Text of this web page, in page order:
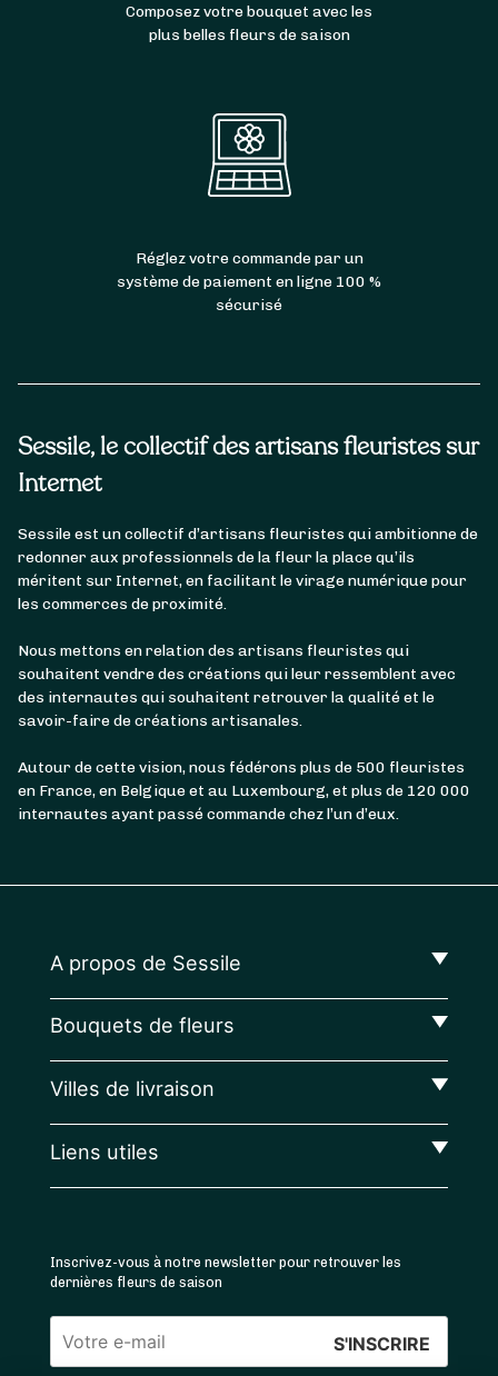
Sessile, le collectif des artisans fleuristes sur
Internet
Sessile est un collectif d’artisans fleuristes qui ambitionne de
redonner aux professionnels de la fleur la place qu’ils
méritent sur Internet, en facilitant le virage numérique pour
les commerces de proximité.
Nous mettons en relation des artisans fleuristes qui
souhaitent vendre des créations qui leur ressemblent avec
des internautes qui souhaitent retrouver la qualité et le
savoir-faire de créations artisanales.
Autour de cette vision, nous fédérons plus de 500 fleuristes
en France, en Belgique et au Luxembourg, et plus de 120 000
internautes ayant passé commande chez l’un d’eux.
Composez votre bouquet avec les
plus belles fleurs de saison
Réglez votre commande par un
système de paiement en ligne 100 %
sécurisé
A propos de Sessile
Bouquets de fleurs
Villes de livraison
Liens utiles
Inscrivez-vous à notre newsletter pour retrouver les
dernières fleurs de saison